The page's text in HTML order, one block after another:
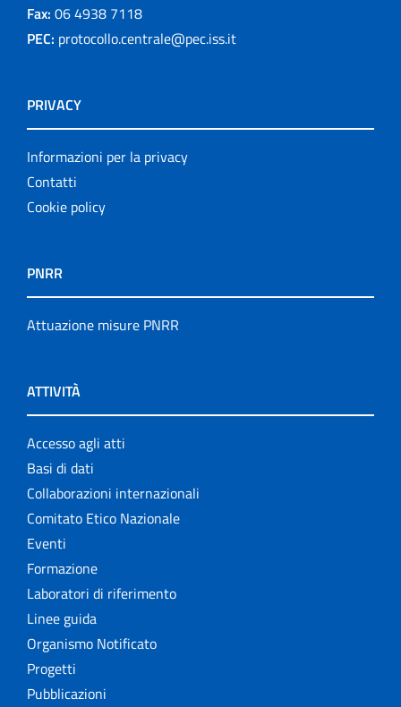
Fax: 06 4938 7118
PEC: protocollo.centrale@pec.iss.it
PRIVACY
Informazioni per la privacy
Contatti
Cookie policy
PNRR
Attuazione misure PNRR
ATTIVITÀ
Accesso agli atti
Basi di dati
Collaborazioni internazionali
Comitato Etico Nazionale
Eventi
Formazione
Laboratori di riferimento
Linee guida
Organismo Notificato
Progetti
Pubblicazioni